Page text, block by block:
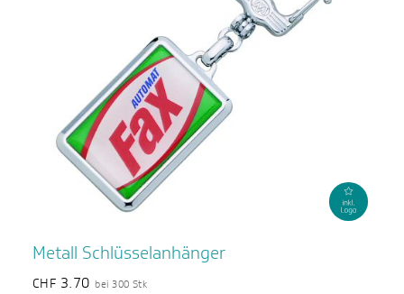
Metall Schlüsselanhänger
CHF 3.70 bei 300 Stk